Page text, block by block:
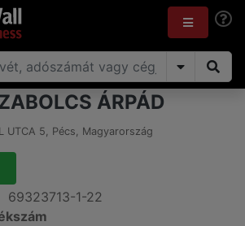
tulajdonjog
ÁRPÁD
UTCA 5, Pécs, Magyarország
69323713-1-22